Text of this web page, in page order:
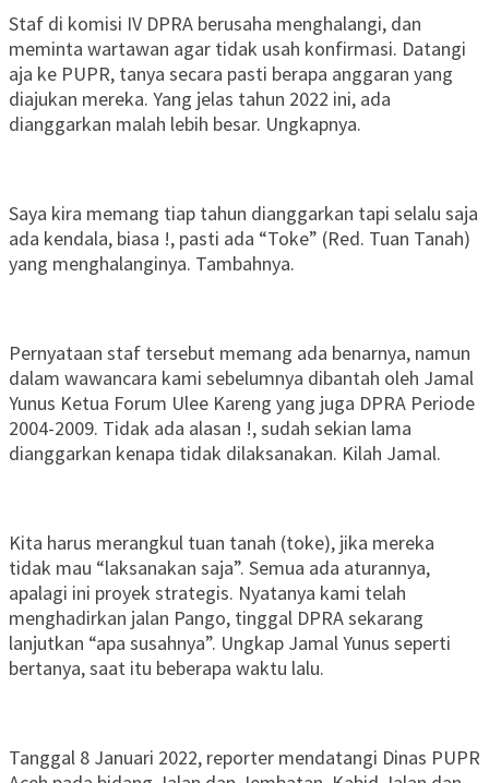
Staf di komisi IV DPRA berusaha menghalangi, dan
meminta wartawan agar tidak usah konfirmasi. Datangi
aja ke PUPR, tanya secara pasti berapa anggaran yang
diajukan mereka. Yang jelas tahun 2022 ini, ada
dianggarkan malah lebih besar. Ungkapnya.
Saya kira memang tiap tahun dianggarkan tapi selalu saja
ada kendala, biasa !, pasti ada “Toke” (Red. Tuan Tanah)
yang menghalanginya. Tambahnya.
Pernyataan staf tersebut memang ada benarnya, namun
dalam wawancara kami sebelumnya dibantah oleh Jamal
Yunus Ketua Forum Ulee Kareng yang juga DPRA Periode
2004-2009. Tidak ada alasan !, sudah sekian lama
dianggarkan kenapa tidak dilaksanakan. Kilah Jamal.
Kita harus merangkul tuan tanah (toke), jika mereka
tidak mau “laksanakan saja”. Semua ada aturannya,
apalagi ini proyek strategis. Nyatanya kami telah
menghadirkan jalan Pango, tinggal DPRA sekarang
lanjutkan “apa susahnya”. Ungkap Jamal Yunus seperti
bertanya, saat itu beberapa waktu lalu.
Tanggal 8 Januari 2022, reporter mendatangi Dinas PUPR